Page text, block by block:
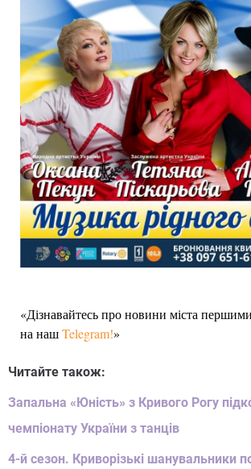
«Дізнавайтесь про новини міста
на нашTelegram!»
Читайте також:
Запальна «Юність» з Кривого Рогу
чемпіонату України з танців
4-й сезон. Криворізькі шанувальники